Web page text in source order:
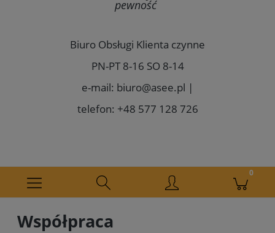
pewność
Biuro Obsługi Klienta czynne
PN-PT 8-16 SO 8-14
e-mail: biuro@asee.pl |
telefon: +48 577 128 726
Współpraca